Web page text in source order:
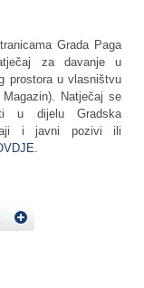
Grada Paga
za davanje u
prostora u vlasništvu
Natječaj se
u dijelu Gradska
i javni pozivi ili